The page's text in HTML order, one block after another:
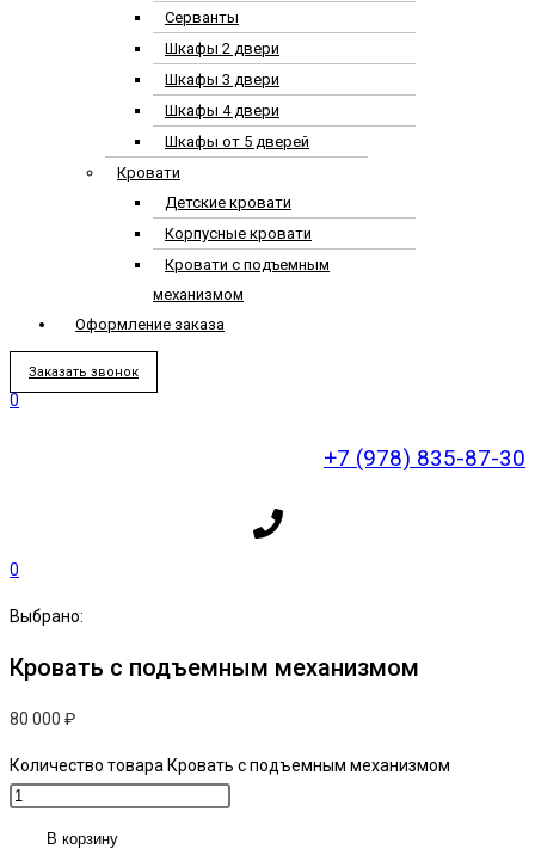
Серванты
Шкафы 2 двери
Шкафы 3 двери
Шкафы 4 двери
Шкафы от 5 дверей
Кровати
Детские кровати
Корпусные кровати
Кровати с подъемным
механизмом
Оформление заказа
Заказать звонок
0
+7 (978) 835-87-30
0
Выбрано:
Кровать с подъемным механизмом
80 000 ₽
Количество товара Кровать с подъемным механизмом
В корзину